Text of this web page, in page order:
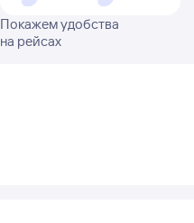
Покажем удобства
на рейсах